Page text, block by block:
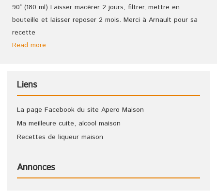
90° (180 ml) Laisser macérer 2 jours, filtrer, mettre en
bouteille et laisser reposer 2 mois. Merci à Arnault pour sa
recette
Read more
Liens
La page Facebook du site Apero Maison
Ma meilleure cuite, alcool maison
Recettes de liqueur maison
Annonces